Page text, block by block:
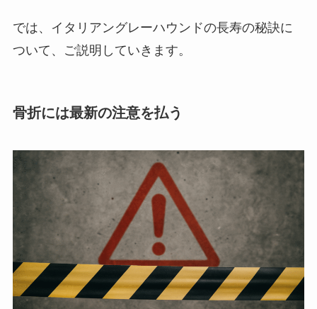
では、イタリアングレーハウンドの長寿の秘訣に
ついて、ご説明していきます。
骨折には最新の注意を払う